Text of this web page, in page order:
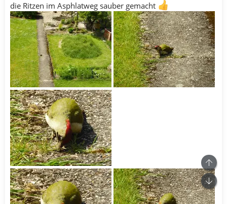
die Ritzen im Asphlatweg sauber gemacht